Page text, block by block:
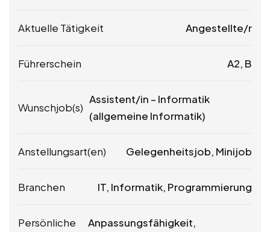
Aktuelle Tätigkeit Angestellte/r
Führerschein A2, B
Wunschjob(s)
Assistent/in – Informatik
(allgemeine Informatik)
Anstellungsart(en) Gelegenheitsjob, Minijob
Branchen IT, Informatik, Programmierung
Persönliche
Anpassungsfähigkeit,